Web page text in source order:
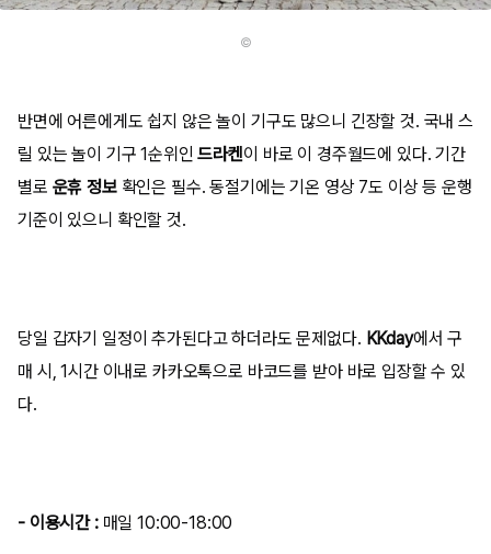
©
반면에 어른에게도 쉽지 않은 놀이 기구도 많으니 긴장할 것. 국내 스
릴 있는 놀이 기구 1순위인드라켄이 바로 이 경주월드에 있다. 기간
별로 운휴 정보확인은 필수. 동절기에는 기온 영상 7도 이상 등 운행
기준이 있으니 확인할 것.
당일 갑자기 일정이 추가된다고 하더라도 문제없다. KKday에서 구
매 시, 1시간 이내로 카카오톡으로 바코드를 받아 바로 입장할 수 있
다.
- 이용시간 : 매일 10:00-18:00